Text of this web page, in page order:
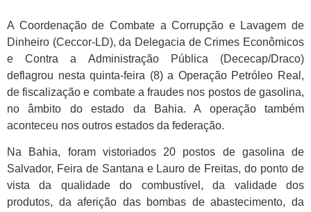
A Coordenação de Combate a Corrupção e Lavagem de
Dinheiro (Ceccor-LD), da Delegacia de Crimes Econômicos
e Contra a Administração Pública (Dececap/Draco)
deflagrou nesta quinta-feira (8) a Operação Petróleo Real,
de fiscalização e combate a fraudes nos postos de gasolina,
no âmbito do estado da Bahia. A operação também
aconteceu nos outros estados da federação.
Na Bahia, foram vistoriados 20 postos de gasolina de
Salvador, Feira de Santana e Lauro de Freitas, do ponto de
vista da qualidade do combustível, da validade dos
produtos, da aferição das bombas de abastecimento, da